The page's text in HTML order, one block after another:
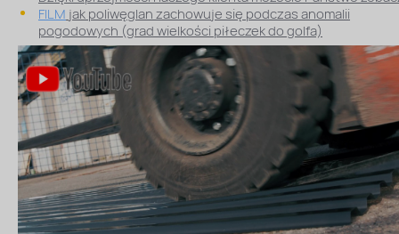
FILM jak poliwęglan zachowuje się podczas anomalii
pogodowych (grad wielkości piłeczek do golfa)